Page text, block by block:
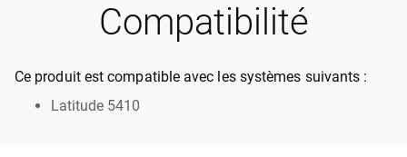
Compatibilité
Ce produit est compatible avec les systèmes suivants :
Latitude 5410